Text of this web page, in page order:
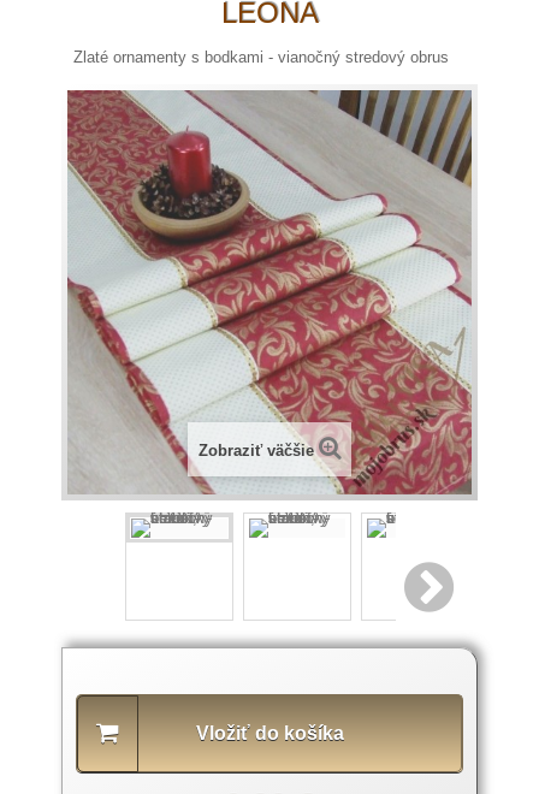
LEONA
Zlaté ornamenty s bodkami - vianočný stredový obrus
Zobraziť väčšie
Vložiť do košíka
produktu